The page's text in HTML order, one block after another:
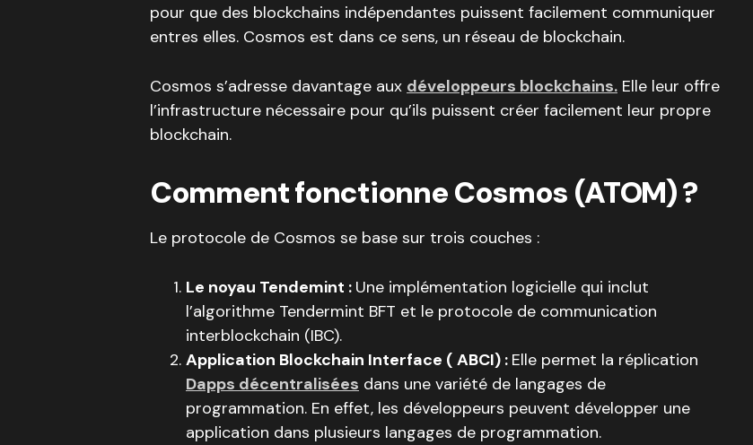
pour que des blockchains indépendantes puissent facilement communiquer
entres elles. Cosmos est dans ce sens, un réseau de blockchain.
Cosmos s’adresse davantage aux développeurs blockchains. Elle leur offre
l’infrastructure nécessaire pour qu’ils puissent créer facilement leur propre
blockchain.
Comment fonctionne Cosmos (ATOM) ?
Le protocole de Cosmos se base sur trois couches :
Le noyau Tendemint : Une implémentation logicielle qui inclut
l’algorithme Tendermint BFT et le protocole de communication
interblockchain (IBC).
Application Blockchain Interface ( ABCI) : Elle permet la réplication
Dapps décentralisées dans une variété de langages de
programmation. En effet, les développeurs peuvent développer une
application dans plusieurs langages de programmation.